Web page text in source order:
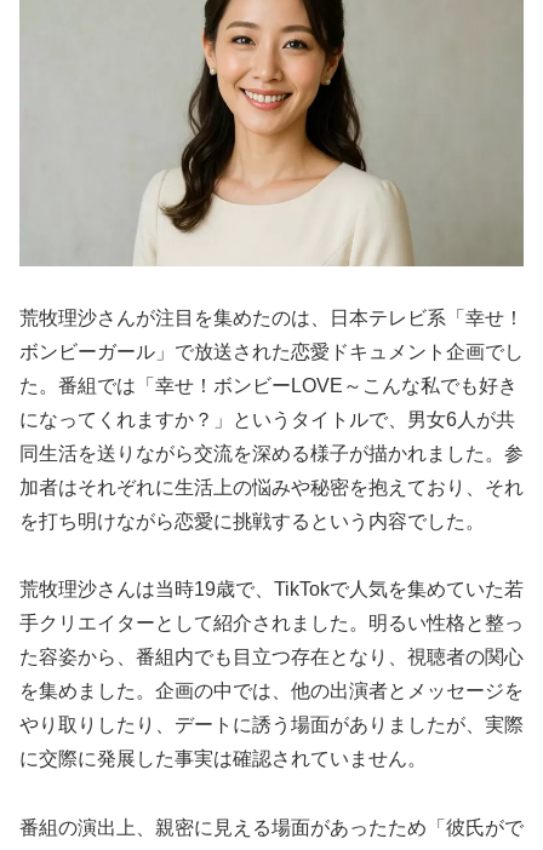
荒牧理沙さんが注目を集めたのは、日本テレビ系「幸せ！
ボンビーガール」で放送された恋愛ドキュメント企画でし
た。番組では「幸せ！ボンビーLOVE～こんな私でも好き
になってくれますか？」というタイトルで、男女6人が共
同生活を送りながら交流を深める様子が描かれました。参
加者はそれぞれに生活上の悩みや秘密を抱えており、それ
を打ち明けながら恋愛に挑戦するという内容でした。
荒牧理沙さんは当時19歳で、TikTokで人気を集めていた若
手クリエイターとして紹介されました。明るい性格と整っ
た容姿から、番組内でも目立つ存在となり、視聴者の関心
を集めました。企画の中では、他の出演者とメッセージを
やり取りしたり、デートに誘う場面がありましたが、実際
に交際に発展した事実は確認されていません。
番組の演出上、親密に見える場面があったため「彼氏がで